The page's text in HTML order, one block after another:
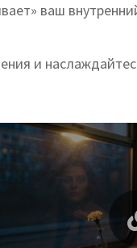
ваш
и